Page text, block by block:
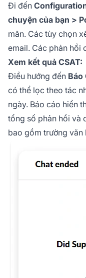
Đi đến
chuyện của bạn >
mãn. Các tùy chọn
email. Các phản hồi
Xem kết quả CSAT:
Điều hướng đến Báo
có thể lọc theo tác
ngày. Báo cáo hiển
tổng số phản hồi và
bao gồm trường văn